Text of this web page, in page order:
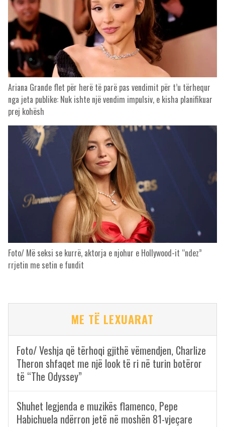
Ariana Grande flet për herë të parë pas vendimit për t’u tërhequr
nga jeta publike: Nuk ishte një vendim impulsiv, e kisha planifikuar
prej kohësh
Foto/ Më seksi se kurrë, aktorja e njohur e Hollywood-it “ndez”
rrjetin me setin e fundit
ME TË LEXUARAT
Foto/ Veshja që tërhoqi gjithë vëmendjen, Charlize
Theron shfaqet me një look të ri në turin botëror
të “The Odyssey”
Shuhet legjenda e muzikës flamenco, Pepe
Habichuela ndërron jetë në moshën 81-vjeçare